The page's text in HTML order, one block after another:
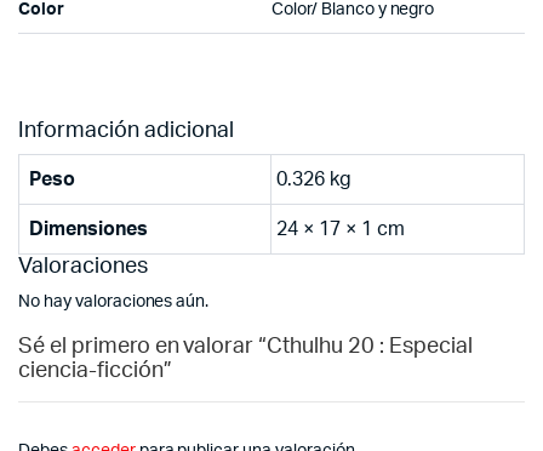
Color Color/ Blanco y negro
Información adicional
Peso 0.326 kg
Dimensiones 24 × 17 × 1 cm
Valoraciones
No hay valoraciones aún.
Sé el primero en valorar “Cthulhu 20 : Especial
ciencia-ficción”